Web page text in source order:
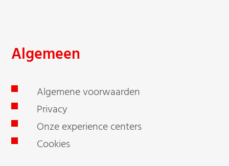
Algemeen
Algemene voorwaarden
Privacy
Onze experience centers
Cookies